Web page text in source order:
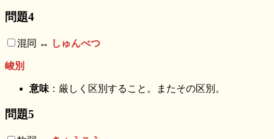
問題4
混同 ↔︎ しゅんべつ
峻別
意味 ：厳しく区別すること。またその区別。
問題5